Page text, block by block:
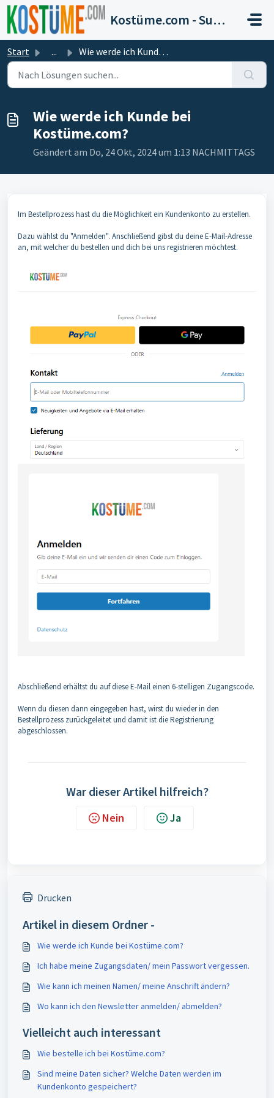
Zum hauptsächlichen Inhalt gehen
Kostüme.com - Support
Start ... Wie werde ich Kunde bei Kostüme.com?
Wie werde ich Kunde bei
Kostüme.com?
Geändert am Do, 24 Okt, 2024 um 1:13 NACHMITTAGS
Im Bestellprozess hast du die Möglichkeit ein Kundenkonto zu erstellen.
Dazu wählst du "Anmelden". Anschließend gibst du deine E-Mail-Adresse
an, mit welcher du bestellen und dich bei uns registrieren möchtest.
Abschließend erhältst du auf diese E-Mail einen 6-stelligen Zugangscode.
Wenn du diesen dann eingegeben hast, wirst du wieder in den
Bestellprozess zurückgeleitet und damit ist die Registrierung
abgeschlossen.
War dieser Artikel hilfreich?
Nein Ja
Drucken
Artikel in diesem Ordner -
Wie werde ich Kunde bei Kostüme.com?
Ich habe meine Zugangsdaten/ mein Passwort vergessen.
Wie kann ich meinen Namen/ meine Anschrift ändern?
Wo kann ich den Newsletter anmelden/ abmelden?
Vielleicht auch interessant
Wie bestelle ich bei Kostüme.com?
Sind meine Daten sicher? Welche Daten werden im
Kundenkonto gespeichert?